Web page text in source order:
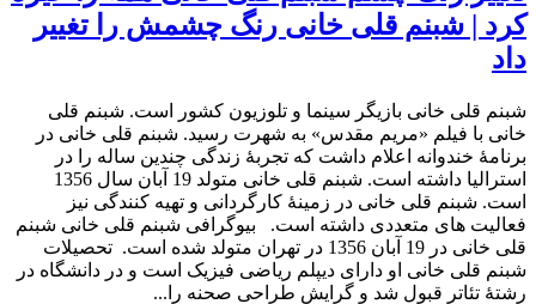
کرد | شبنم قلی خانی رنگ چشمش را تغییر
داد
شبنم قلی خانی بازیگر سینما و تلوزیون کشور است. شبنم قلی
خانی با فیلم «مریم مقدس» به شهرت رسید. شبنم قلی خانی در
برنامۀ خندوانه اعلام داشت که تجربۀ زندگی چندین ساله را در
استرالیا داشته است. شبنم قلی خانی متولد 19 آبان سال 1356
است. شبنم قلی خانی در زمینۀ کارگردانی و تهیه کنندگی نیز
فعالیت های متعددی داشته است. بیوگرافی شبنم قلی خانی شبنم
قلی خانی در 19 آبان 1356 در تهران متولد شده است. تحصیلات
شبنم قلی خانی او دارای دیپلم ریاضی فیزیک است و در دانشگاه در
رشتهٔ تئاتر قبول شد و گرایش طراحی صحنه را...